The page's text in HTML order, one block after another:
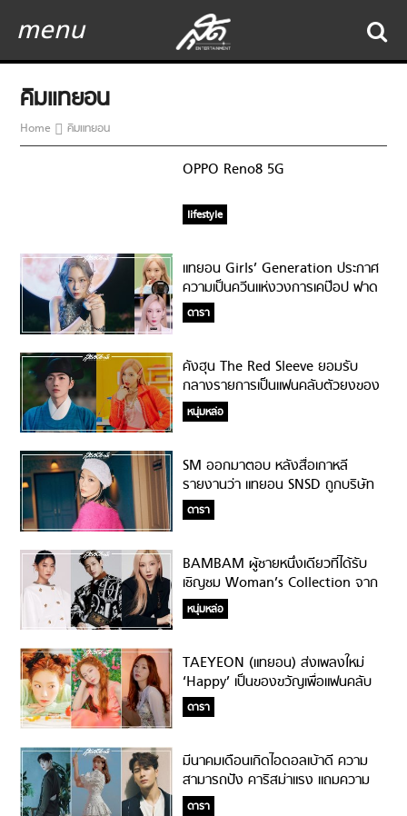
menu
คิมแทยอน
Home คิมแทยอน
OPPO Reno8 5G
lifestyle
แทยอน Girls’ Generation ประกาศ
ความเป็นควีนแห่งวงการเคป๊อป ฟาด
ความปังรับปี 2022!!!
ดารา
คังฮุน The Red Sleeve ยอมรับ
กลางรายการเป็นแฟนคลับตัวยงของ
แทยอน Girls’ Generation พร้อม
เล่าเรื่องราวตามติ่งแบบขั้นสุด!
หนุ่มหล่อ
SM ออกมาตอบ หลังสื่อเกาหลี
รายงานว่า แทยอน SNSD ถูกบริษัท
อสังหาริมทรัพย์ฉ้อโกง 1.1 พันล้าน
วอน!!!
ดารา
BAMBAM ผู้ชายหนึ่งเดียวที่ได้รับ
เชิญชม Woman’s Collection จาก
Louis Vuitton
หนุ่มหล่อ
TAEYEON (แทยอน) ส่งเพลงใหม่
‘Happy’ เป็นของขวัญเพื่อแฟนคลับ
ดารา
มีนาคมเดือนเกิดไอดอลเบ้าดี ความ
สามารถปัง คาริสม่าแรง แถมความ
นิยมระดับชั้นแนวหน้า!
ดารา